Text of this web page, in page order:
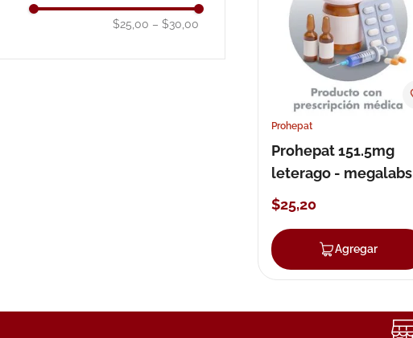
$25,00 – $30,00
Prohepat
Prohepat 151.5mg
leterago - megalabs
cápsulas blandas
$25,20
Agregar
9. isdin
neumoflux